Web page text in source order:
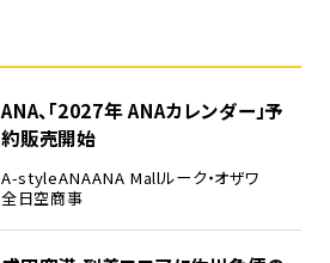
ANA、「2027年 ANAカレンダー」予
約販売開始
A-styleANAANA Mallルーク・オザワ
全日空商事